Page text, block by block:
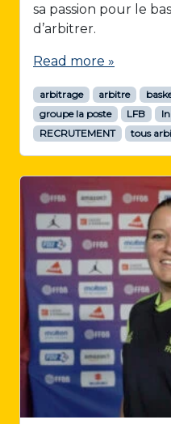
u
e
p
e
n
i
e
a
r
b
e
n
e
r
sa passion pour le
d’arbitrer.
Read more »
arbitrage arbitre
groupe la poste
LFB
RECRUTEMENT
tous